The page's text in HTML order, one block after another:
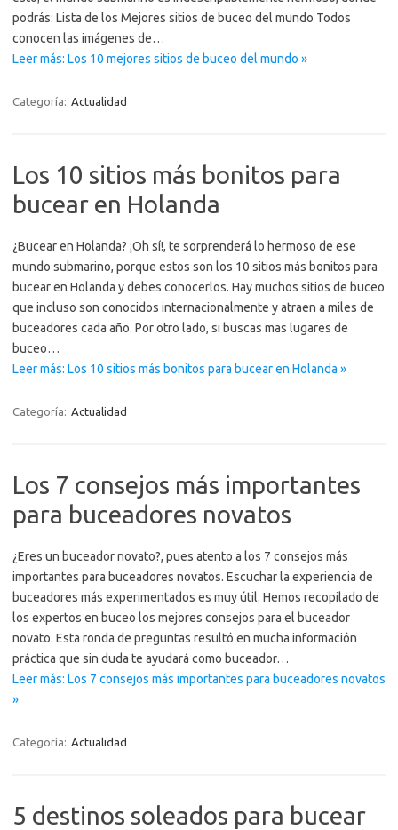
podrás: Lista de los Mejores sitios de buceo del mundo Todos
conocen las imágenes de…
Leer más: Los 10 mejores sitios de buceo del mundo »
Categoría: Actualidad
Los 10 sitios más bonitos para
bucear en Holanda
¿Bucear en Holanda? ¡Oh sí!, te sorprenderá lo hermoso de ese
mundo submarino, porque estos son los 10 sitios más bonitos para
bucear en Holanda y debes conocerlos. Hay muchos sitios de buceo
que incluso son conocidos internacionalmente y atraen a miles de
buceadores cada año. Por otro lado, si buscas mas lugares de
buceo…
Leer más: Los 10 sitios más bonitos para bucear en Holanda »
Categoría: Actualidad
Los 7 consejos más importantes
para buceadores novatos
¿Eres un buceador novato?, pues atento a los 7 consejos más
importantes para buceadores novatos. Escuchar la experiencia de
buceadores más experimentados es muy útil. Hemos recopilado de
los expertos en buceo los mejores consejos para el buceador
novato. Esta ronda de preguntas resultó en mucha información
práctica que sin duda te ayudará como buceador…
Leer más: Los 7 consejos más importantes para buceadores novatos
»
Categoría: Actualidad
5 destinos soleados para bucear